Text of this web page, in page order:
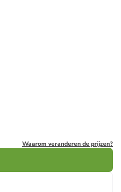
Waarom veranderen de prijzen?